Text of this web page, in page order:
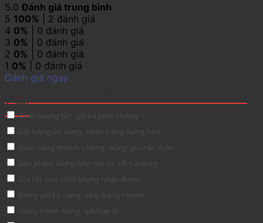
5.0Đánh giá trung bình
5 100% | 2 đánh giá
4 0% | 0 đánh giá
3 0% | 0 đánh giá
2 0% | 0 đánh giá
1 0% | 0 đánh giá
Đánh giá ngay
1.5Mt
Chất lượng tốt, giá cả phải chăng